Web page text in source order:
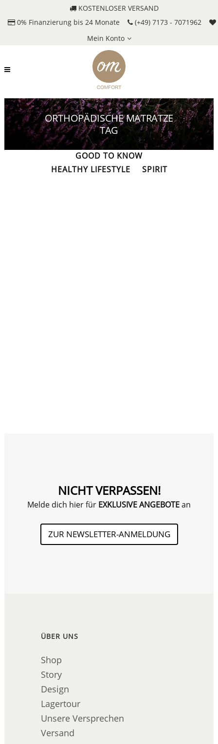
KOSTENLOSER VERSAND
0% Finanzierung bis 24 Monate
(+49) 7173 - 7071962
Mein Konto
ORTHOPÄDISCHE MATRATZE
TAG
ALLES
DAY & NIGHT
GOOD TO KNOW
HEALTHY LIFESTYLE
SPIRIT
NICHT VERPASSEN!
Melde dich hier für EXKLUSIVE ANGEBOTEan
ZUR NEWSLETTER-ANMELDUNG
ÜBER UNS
Shop
Story
Design
Lagertour
Unsere Versprechen
Versand